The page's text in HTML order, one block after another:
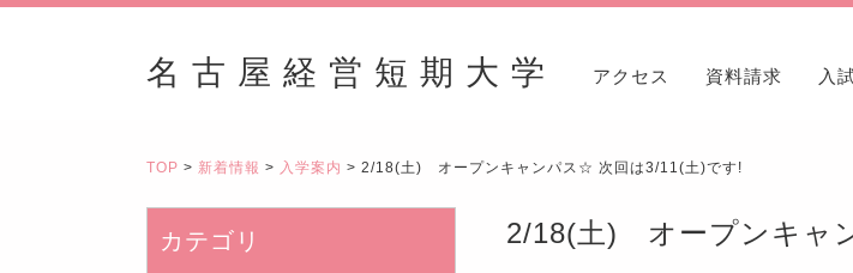
名古屋経営短期大学 アクセス 資料請求 入
TOP > 新着情報 > 入学案内 > 2/18(土) オープンキャンパス☆ 次回は3/11(土)です!
2/18(土) オープンキャ
カテゴリ